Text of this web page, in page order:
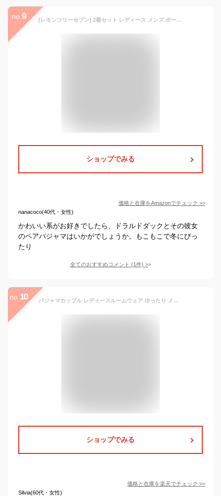
no. 9 [レモンツリーセブン] 2着セット レディース メンズ ボーダー もこもこ パジャマ 長袖 上下セット 秋 冬 ルームウェア ナイトウェア 寝間着 ペアルック お揃い 秋冬用 寝巻き カップル ペアパジャマ グレー
ショップでみる
価格と在庫をAmazonでチェック >>
nanacoco(40代・女性)
かわいい系がお好きでしたら、ドラルドダックとその彼女
のペアパジャマはいかがでしょうか。もこもこで冬にぴっ
たり
全てのおすすめコメント (1件) >
no. 10 パジャマカップル レディースルームウェア ゆったり メンズもこもこ上下セット ペアパジャマ 厚手熊柄恐竜柄 冬 メンズ着る毛布 かわいい ガウン 柔らか ふわふわ 裏起毛 冬部屋着 記念日 シンプル 防寒 可愛い耳付き ギフト ナイトウェア 結婚祝い 長袖 フランネル 海外通販
ショップでみる
価格と在庫を楽天でチェック >>
Silvia(60代・女性)